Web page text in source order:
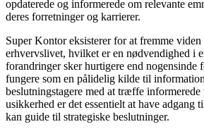
opdaterede og informerede om relevante
deres forretninger og karrierer.
Super Kontor eksisterer for at fremme
erhvervslivet, hvilket er en nødvendighed i
forandringer sker hurtigere end nogensinde
fungere som en pålidelig kilde til
beslutningstagere med at træffe
usikkerhed er det essentielt at have adgang
kan guide til strategiske beslutninger.